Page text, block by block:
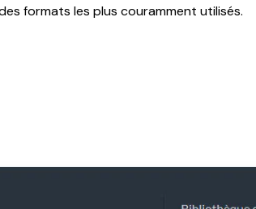
formats les plus couramment utilisés.